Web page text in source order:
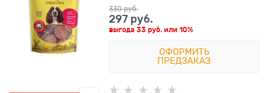
330 руб.
297 руб.
выгода33 руб. или10%
ОФОРМИТЬ
ПРЕДЗАКАЗ